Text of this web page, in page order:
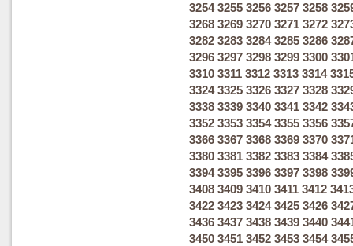
3254 3255 3256 3257 3258
3268 3269 3270 3271 3272
3282 3283 3284 3285 3286
3296 3297 3298 3299 3300
3310 3311 3312 3313 3314
3324 3325 3326 3327 3328
3338 3339 3340 3341 3342
3352 3353 3354 3355 3356
3366 3367 3368 3369 3370
3380 3381 3382 3383 3384
3394 3395 3396 3397 3398
3408 3409 3410 3411 3412
3422 3423 3424 3425 3426
3436 3437 3438 3439 3440
3450 3451 3452 3453 3454